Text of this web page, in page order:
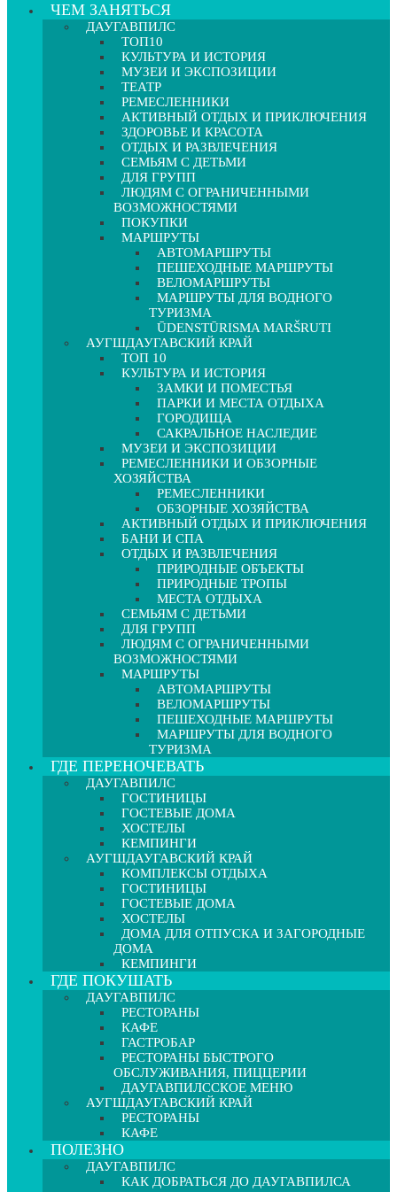
ЧЕМ ЗАНЯТЬСЯ
ДАУГАВПИЛС
ТОП10
КУЛЬТУРА И ИСТОРИЯ
МУЗЕИ И ЭКСПОЗИЦИИ
ТЕАТР
РЕМЕСЛЕННИКИ
АКТИВНЫЙ ОТДЫХ И ПРИКЛЮЧЕНИЯ
ЗДОРОВЬЕ И КРАСОТА
ОТДЫХ И РАЗВЛЕЧЕНИЯ
СЕМЬЯМ С ДЕТЬМИ
ДЛЯ ГРУПП
ЛЮДЯМ С ОГРАНИЧЕННЫМИ
ВОЗМОЖНОСТЯМИ
ПОКУПКИ
МАРШРУТЫ
АВТОМАРШРУТЫ
ПЕШЕХОДНЫЕ МАРШРУТЫ
ВЕЛОМАРШРУТЫ
МАРШРУТЫ ДЛЯ ВОДНОГО
ТУРИЗМА
ŪDENSTŪRISMA MARŠRUTI
АУГШДАУГАВСКИЙ КРАЙ
ТОП 10
КУЛЬТУРА И ИСТОРИЯ
ЗАМКИ И ПОМЕСТЬЯ
ПАРКИ И МЕСТА ОТДЫХА
ГОРОДИЩА
САКРАЛЬНОЕ НАСЛЕДИЕ
МУЗЕИ И ЭКСПОЗИЦИИ
РЕМЕСЛЕННИКИ И ОБЗОРНЫЕ
ХОЗЯЙСТВА
РЕМЕСЛЕННИКИ
ОБЗОРНЫЕ ХОЗЯЙСТВА
АКТИВНЫЙ ОТДЫХ И ПРИКЛЮЧЕНИЯ
БАНИ И СПА
ОТДЫХ И РАЗВЛЕЧЕНИЯ
ПРИРОДНЫЕ ОБЪЕКТЫ
ПРИРОДНЫЕ ТРОПЫ
МЕСТА ОТДЫХА
СЕМЬЯМ С ДЕТЬМИ
ДЛЯ ГРУПП
ЛЮДЯМ С ОГРАНИЧЕННЫМИ
ВОЗМОЖНОСТЯМИ
МАРШРУТЫ
АВТОМАРШРУТЫ
ВЕЛОМАРШРУТЫ
ПЕШЕХОДНЫЕ МАРШРУТЫ
МАРШРУТЫ ДЛЯ ВОДНОГО
ТУРИЗМА
ГДЕ ПЕРЕНОЧЕВАТЬ
ДАУГАВПИЛС
ГОСТИНИЦЫ
ГОСТЕВЫЕ ДОМА
ХОСТЕЛЫ
КЕМПИНГИ
АУГШДАУГАВСКИЙ КРАЙ
КОМПЛЕКСЫ ОТДЫХА
ГОСТИНИЦЫ
ГОСТЕВЫЕ ДОМА
ХОСТЕЛЫ
ДОМА ДЛЯ ОТПУСКА И ЗАГОРОДНЫЕ
ДОМА
КЕМПИНГИ
ГДЕ ПОКУШАТЬ
ДАУГАВПИЛС
РЕСТОРАНЫ
КАФЕ
ГАСТРОБАР
РЕСТОРАНЫ БЫСТРОГО
ОБСЛУЖИВАНИЯ, ПИЦЦЕРИИ
ДАУГАВПИЛССКОЕ МЕНЮ
АУГШДАУГАВСКИЙ КРАЙ
РЕСТОРАНЫ
КАФЕ
ПОЛЕЗНО
ДАУГАВПИЛС
КАК ДОБРАТЬСЯ ДО ДАУГАВПИЛСА